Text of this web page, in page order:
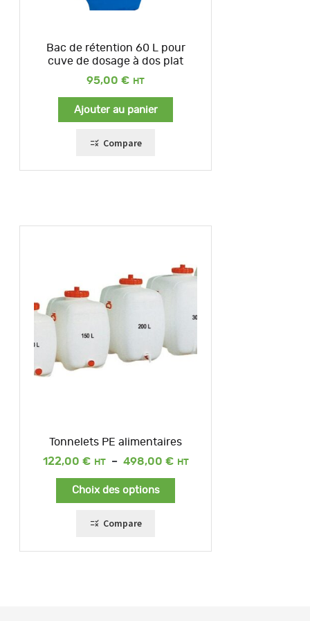
Bac de rétention 60 L pour
cuve de dosage à dos plat
95,00 €
Ajouter au panier
Compare
Tonnelets PE alimentaires
122,00 € – 498,00 €
Plage
Choix des options
Compare